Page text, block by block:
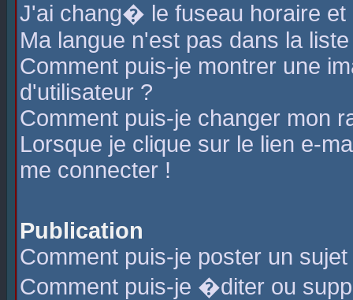
J'ai chang� le fuseau horaire
Ma langue n'est pas dans la
Comment puis-je montrer une
d'utilisateur ?
Comment puis-je changer mon
Lorsque je clique sur le lien e-
me connecter !
Publication
Comment puis-je poster un
Comment puis-je �diter ou